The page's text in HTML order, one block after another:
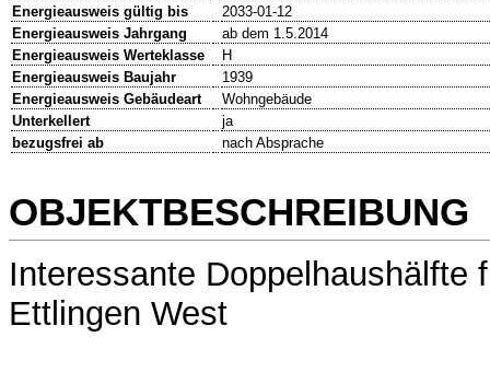
Energieausweis gültig bis
2033-01-12
Energieausweis Jahrgang
ab dem 1.5.2014
Energieausweis Werteklasse
H
Energieausweis Baujahr
1939
Energieausweis Gebäudeart
Wohngebäude
Unterkellert
ja
bezugsfrei ab
nach Absprache
OBJEKTBESCHREIBUNG
Interessante Doppelhaushälfte
Ettlingen West